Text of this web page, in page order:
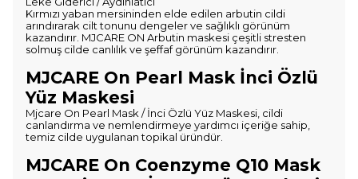
Kırmızı yaban mersininden elde edilen arbutin cildi
arındırarak cilt tonunu dengeler ve sağlıklı görünüm
kazandırır. MJCARE ON Arbutin maskesi çeşitli stresten
solmuş cilde canlılık ve şeffaf görünüm kazandırır.
MJCARE On Pearl Mask İnci Özlü
Yüz Maskesi
Mjcare On Pearl Mask / İnci Özlü Yüz Maskesi, cildi
canlandırma ve nemlendirmeye yardımcı içeriğe sahip,
temiz cilde uygulanan topikal üründür.
MJCARE On Coenzyme Q10 Mask